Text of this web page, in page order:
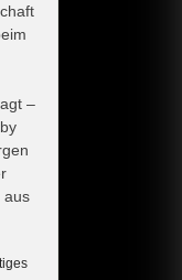
–
aus